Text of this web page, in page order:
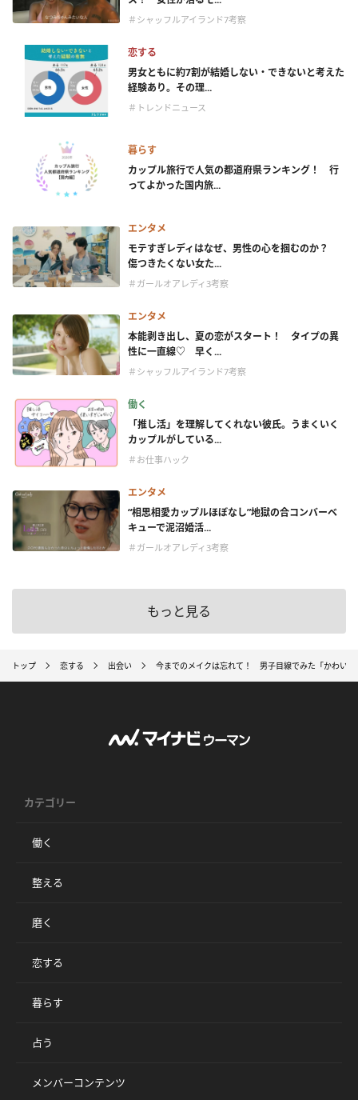
＃シャッフルアイランド7考察
恋する
男女ともに約7割が結婚しない・できないと考えた
経験あり。その理...
＃トレンドニュース
暮らす
カップル旅行で人気の都道府県ランキング！ 行
ってよかった国内旅...
エンタメ
モテすぎレディはなぜ、男性の心を掴むのか？
傷つきたくない女た...
＃ガールオアレディ3考察
エンタメ
本能剥き出し、夏の恋がスタート！ タイプの異
性に一直線♡ 早く...
＃シャッフルアイランド7考察
働く
「推し活」を理解してくれない彼氏。うまくいく
カップルがしている...
＃お仕事ハック
エンタメ
“相思相愛カップルほぼなし”地獄の合コンバーベ
キューで泥沼婚活...
＃ガールオアレディ3考察
もっと見る
トップ 恋する 出会い 今までのメイクは忘れて！ 男子目線でみた「かわいい
カテゴリー
働く
整える
磨く
恋する
暮らす
占う
メンバーコンテンツ